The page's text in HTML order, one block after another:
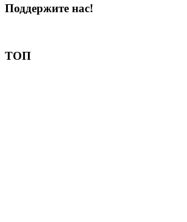
Поддержите нас!
ТОП